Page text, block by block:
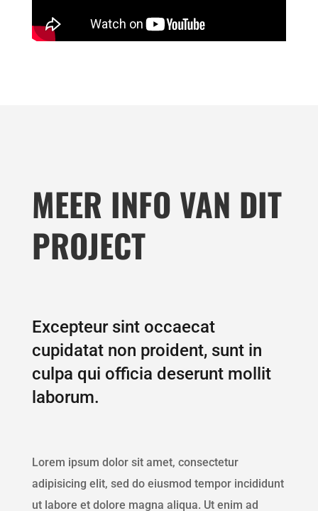
MEER INFO VAN DIT
PROJECT
Excepteur sint occaecat
cupidatat non proident, sunt in
culpa qui officia deserunt mollit
laborum.
Lorem ipsum dolor sit amet, consectetur
adipisicing elit, sed do eiusmod tempor incididunt
ut labore et dolore magna aliqua. Ut enim ad